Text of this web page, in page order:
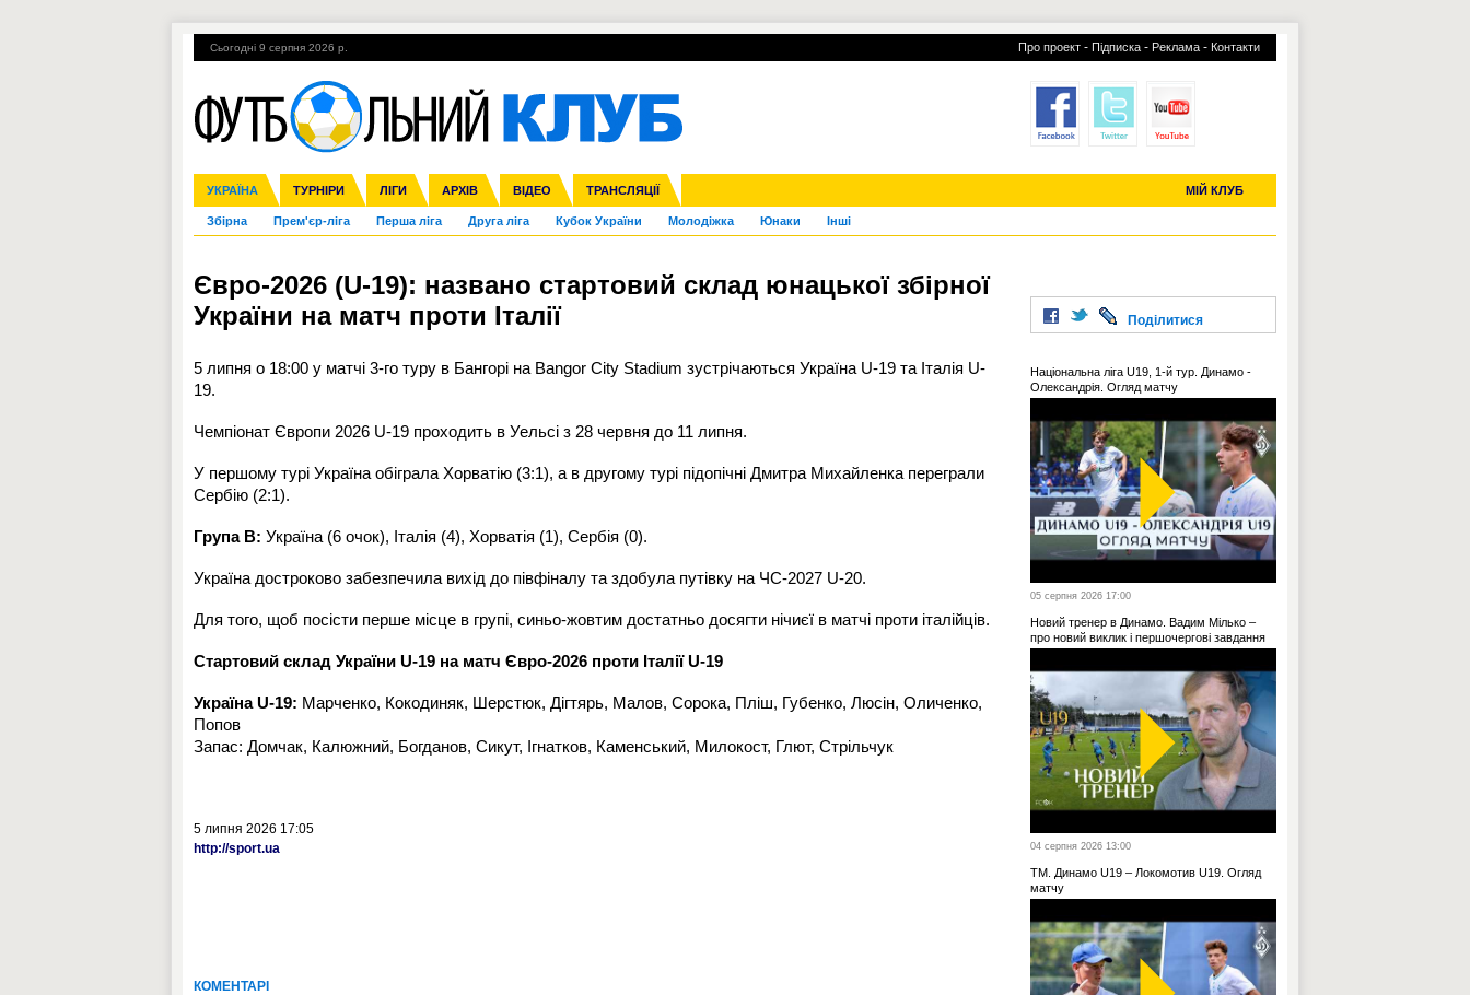
Сьогодні 9 серпня 2026 р. Про проект - Підписка - Реклама - Контакти
УКРАЇНА ТУРНІРИ ЛІГИ АРХІВ ВІДЕО ТРАНСЛЯЦІЇ МІЙ КЛУБ
Збірна Прем'єр-ліга Перша ліга Друга ліга Кубок України Молодіжка Юнаки Інші
Ліга чемпіонів Ліга Європи Міжнародні Ліга націй Ліга конференцій
Англія Іспанія Італія Німеччина Франція Інші
ЧС-2014 ЄВРО-2016 Росія Кубок конфедерацій ЧЄ-2015 (U-21)
Гарячі теми УПЛ, 2-й тур ВІЙНА УПЛ-ПЕРЕХОДИ УСІ ТРАНСФЕРИ
Євро-2026 (U-19): названо стартовий склад юнацької збірної
України на матч проти Італії
5 липня о 18:00 у матчі 3-го туру в Бангорі на Bangor City Stadium зустрічаються Україна U-19 та Італія U-
19.
Чемпіонат Європи 2026 U-19 проходить в Уельсі з 28 червня до 11 липня.
У першому турі Україна обіграла Хорватію (3:1), а в другому турі підопічні Дмитра Михайленка переграли
Сербію (2:1).
Група B: Україна (6 очок), Італія (4), Хорватія (1), Сербія (0).
Україна достроково забезпечила вихід до півфіналу та здобула путівку на ЧС-2027 U-20.
Для того, щоб посісти перше місце в групі, синьо-жовтим достатньо досягти нічиєї в матчі проти італійців.
Стартовий склад України U-19 на матч Євро-2026 проти Італії U-19
Україна U-19: Марченко, Кокодиняк, Шерстюк, Дігтярь, Малов, Сорока, Пліш, Губенко, Люсін, Оличенко,
Попов
Запас: Домчак, Калюжний, Богданов, Сикут, Ігнатков, Каменський, Милокост, Глют, Стрільчук
5 липня 2026 17:05
http://sport.ua
КОМЕНТАРІ
Поділитися
Національна ліга U19, 1-й тур. Динамо -
Олександрія. Огляд матчу
05 серпня 2026 17:00
Новий тренер в Динамо. Вадим Мілько –
про новий виклик і першочергові завдання
04 серпня 2026 13:00
ТМ. Динамо U19 – Локомотив U19. Огляд
матчу